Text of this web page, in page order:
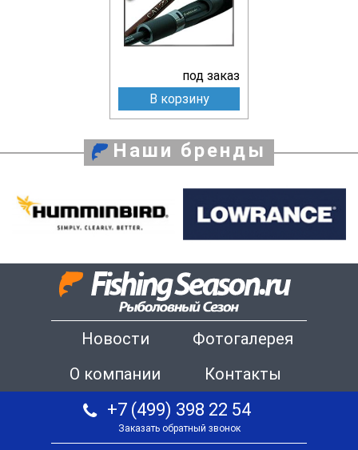
под заказ
В корзину
Наши бренды
Новости
Фотогалерея
О компании
Контакты
+7 (499) 398 22 54
Заказать обратный звонок